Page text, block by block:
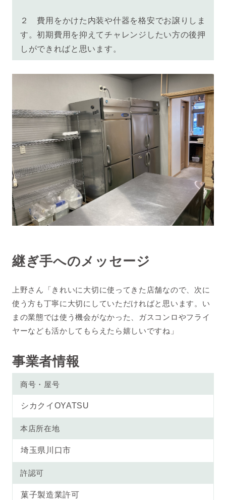
２ 費用をかけた内装や什器を格安でお譲りしま
す。初期費用を抑えてチャレンジしたい方の後押
しができればと思います。
継ぎ手へのメッセージ
上野さん「きれいに大切に使ってきた店舗なので、次に
使う方も丁寧に大切にしていただければと思います。い
まの業態では使う機会がなかった、ガスコンロやフライ
ヤーなども活かしてもらえたら嬉しいですね」
事業者情報
商号・屋号
シカクイOYATSU
本店所在地
埼玉県川口市
許認可
菓子製造業許可